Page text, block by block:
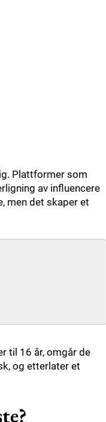
Plattformer som
av influencere
men det skaper et
til 16 år, omgår de
og etterlater et